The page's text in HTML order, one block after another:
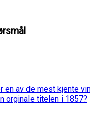
en av de mest kjente
orginale titelen i 1857?